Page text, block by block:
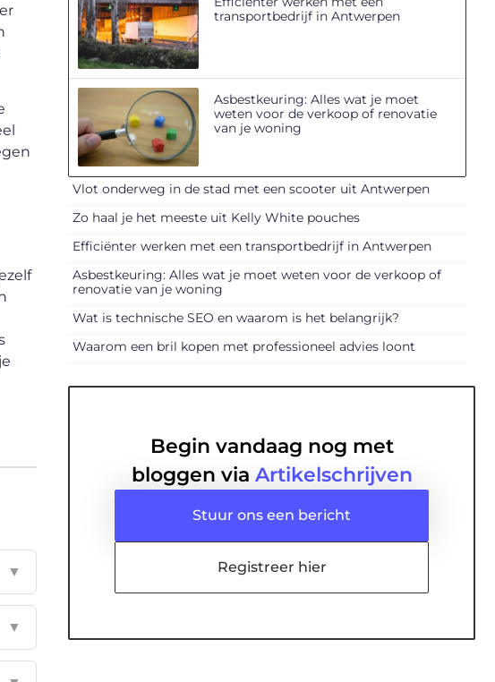
▼
▼
transportbedrijf in Antwerpen
Asbestkeuring: Alles wat je moet
weten voor de verkoop of renovatie
van je woning
Vlot onderweg in de stad met een scooter uit Antwerpen
Zo haal je het meeste uit Kelly White pouches
Efficiënter werken met een transportbedrijf in Antwerpen
Asbestkeuring: Alles wat je moet weten voor de verkoop of
renovatie van je woning
Wat is technische SEO en waarom is het belangrijk?
Waarom een bril kopen met professioneel advies loont
Begin vandaag nog met
bloggen via Artikelschrijven
Stuur ons een bericht
Registreer hier